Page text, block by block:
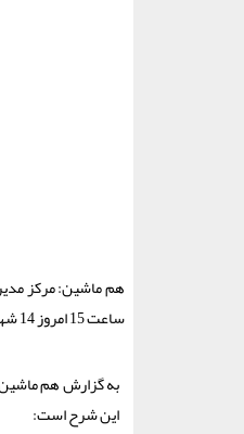
هم ماشین: مركز
ساعت 15 امروز 14 شهریور آگاهی داد.
به گزارش هم ماشین
این شرح است: